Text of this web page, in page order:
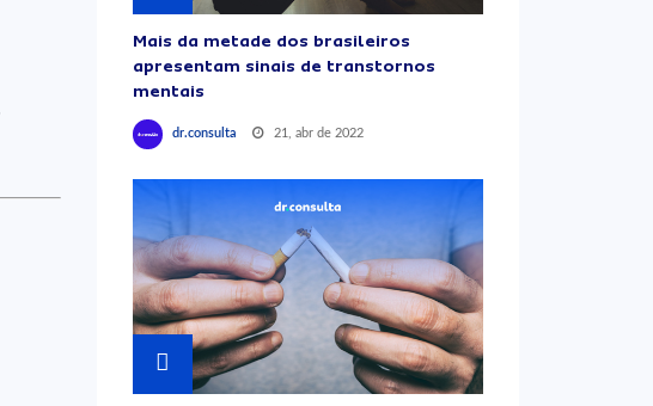
Mais da metade dos brasileiros
apresentam sinais de transtornos
mentais
dr.consulta 21, abr de 2022